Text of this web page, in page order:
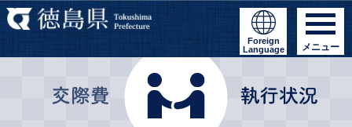
Foreign
Language
メニュー